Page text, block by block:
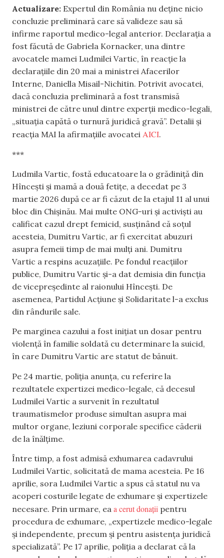
Actualizare: Expertul din România nu deține nicio
concluzie preliminară care să valideze sau să
infirme raportul medico-legal anterior. Declarația a
fost făcută de Gabriela Kornacker, una dintre
avocatele mamei Ludmilei Vartic, în reacție la
declarațiile din 20 mai a ministrei Afacerilor
Interne, Daniella Misail-Nichitin. Potrivit avocatei,
dacă concluzia preliminară a fost transmisă
ministrei de către unul dintre experții medico-legali,
„situația capătă o turnură juridică gravă”. Detalii și
reacția MAI la afirmațiile avocatei AICI.
***
Ludmila Vartic, fostă educatoare la o grădiniță din
Hîncești și mamă a două fetițe, a decedat pe 3
martie 2026 după ce ar fi căzut de la etajul 11 al unui
bloc din Chișinău. Mai multe ONG-uri și activiști au
calificat cazul drept femicid, susținând că soțul
acesteia, Dumitru Vartic, ar fi exercitat abuzuri
asupra femeii timp de mai mulți ani. Dumitru
Vartic a respins acuzațiile. Pe fondul reacțiilor
publice, Dumitru Vartic și-a dat demisia din funcția
de vicepreședinte al raionului Hîncești. De
asemenea, Partidul Acțiune și Solidaritate l-a exclus
din rândurile sale.
Pe marginea cazului a fost inițiat un dosar pentru
violență în familie soldată cu determinare la suicid,
în care Dumitru Vartic are statut de bănuit.
Pe 24 martie, poliția anunța, cu referire la
rezultatele expertizei medico-legale, că decesul
Ludmilei Vartic a survenit în rezultatul
traumatismelor produse simultan asupra mai
multor organe, leziuni corporale specifice căderii
de la înălțime.
Între timp, a fost admisă exhumarea cadavrului
Ludmilei Vartic, solicitată de mama acesteia. Pe 16
aprilie, sora Ludmilei Vartic a spus că statul nu va
acoperi costurile legate de exhumare și expertizele
necesare. Prin urmare, ea a cerut donații pentru
procedura de exhumare, „expertizele medico-legale
și independente, precum și pentru asistența juridică
specializată”. Pe 17 aprilie, poliția a declarat că la